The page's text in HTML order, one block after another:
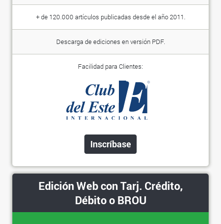
+ de 120.000 artículos publicadas desde el año 2011.
Descarga de ediciones en versión PDF.
Facilidad para Clientes:
Inscríbase
Edición Web con Tarj. Crédito,
Débito o BROU